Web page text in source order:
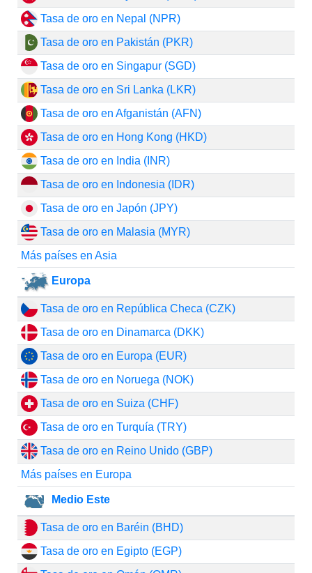
Tasa de oro en Nepal (NPR)
Tasa de oro en Pakistán (PKR)
Tasa de oro en Singapur (SGD)
Tasa de oro en Sri Lanka (LKR)
Tasa de oro en Afganistán (AFN)
Tasa de oro en Hong Kong (HKD)
Tasa de oro en India (INR)
Tasa de oro en Indonesia (IDR)
Tasa de oro en Japón (JPY)
Tasa de oro en Malasia (MYR)
Más países en Asia
Europa
Tasa de oro en República Checa (CZK)
Tasa de oro en Dinamarca (DKK)
Tasa de oro en Europa (EUR)
Tasa de oro en Noruega (NOK)
Tasa de oro en Suiza (CHF)
Tasa de oro en Turquía (TRY)
Tasa de oro en Reino Unido (GBP)
Más países en Europa
Medio Este
Tasa de oro en Baréin (BHD)
Tasa de oro en Egipto (EGP)